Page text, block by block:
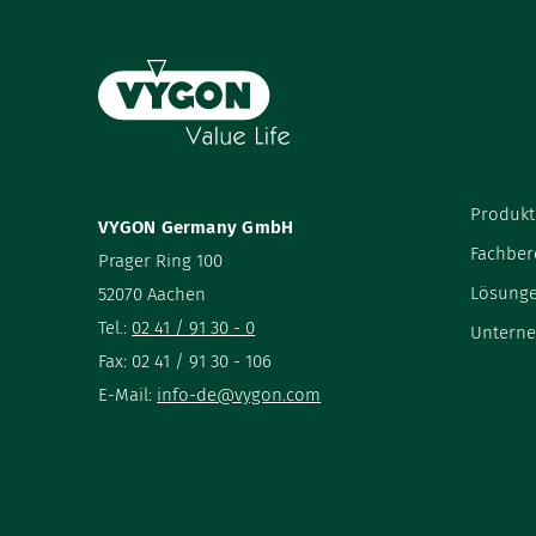
VYGON Germany GmbH
Prager Ring 100
52070 Aachen
Tel.: 02 41 / 91 30 - 0
Fax: 02 41 / 91 30 - 106
E-Mail: info-de@vygon.com